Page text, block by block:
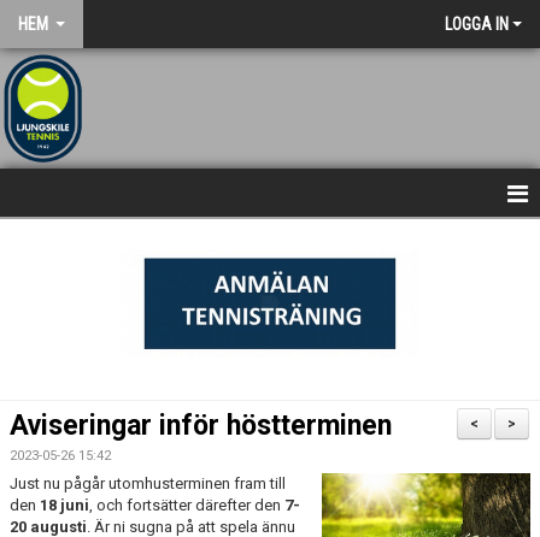
HEM LOGGA IN
>
<
Aviseringar inför höstterminen
2023-05-26 15:42
Just nu pågår utomhusterminen fram till
den 18 juni, och fortsätter därefter den 7-
20 augusti. Är ni sugna på att spela ännu